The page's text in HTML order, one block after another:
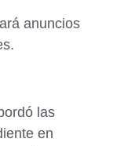
anuncios
las
en